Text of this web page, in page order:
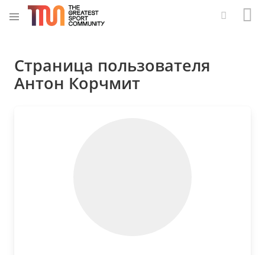
Страница пользователя
Антон Корчмит